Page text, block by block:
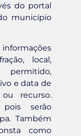
do portal
município
local,
permitido,
e data de
recurso.
serão
Também
como